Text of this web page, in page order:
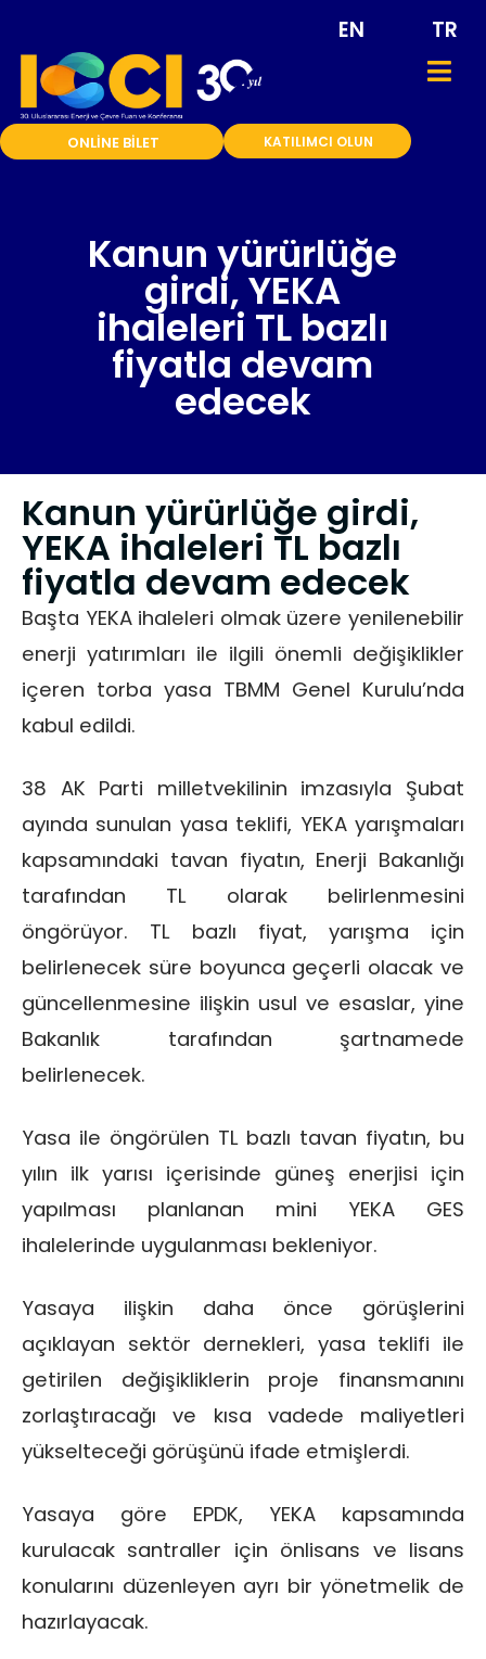
EN TR
ONLİNE BİLET KATILIMCI OLUN
Kanun yürürlüğe
girdi, YEKA
ihaleleri TL bazlı
fiyatla devam
edecek
Kanun yürürlüğe girdi,
YEKA ihaleleri TL bazlı
fiyatla devam edecek
Başta YEKA ihaleleri olmak üzere yenilenebilir
enerji yatırımları ile ilgili önemli değişiklikler
içeren torba yasa TBMM Genel Kurulu’nda
kabul edildi.
38 AK Parti milletvekilinin imzasıyla Şubat
ayında sunulan yasa teklifi, YEKA yarışmaları
kapsamındaki tavan fiyatın, Enerji Bakanlığı
tarafından TL olarak belirlenmesini
öngörüyor. TL bazlı fiyat, yarışma için
belirlenecek süre boyunca geçerli olacak ve
güncellenmesine ilişkin usul ve esaslar, yine
Bakanlık tarafından şartnamede
belirlenecek.
Yasa ile öngörülen TL bazlı tavan fiyatın, bu
yılın ilk yarısı içerisinde güneş enerjisi için
yapılması planlanan mini YEKA GES
ihalelerinde uygulanması bekleniyor.
Yasaya ilişkin daha önce görüşlerini
açıklayan sektör dernekleri, yasa teklifi ile
getirilen değişikliklerin proje finansmanını
zorlaştıracağı ve kısa vadede maliyetleri
yükselteceği görüşünü ifade etmişlerdi.
Yasaya göre EPDK, YEKA kapsamında
kurulacak santraller için önlisans ve lisans
konularını düzenleyen ayrı bir yönetmelik de
hazırlayacak.